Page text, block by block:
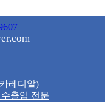
레디알)
출입 전문